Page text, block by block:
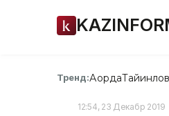
Тренд:Ақорда
12:54, 23 Декабр 2019